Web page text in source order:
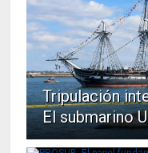
Tripulación
El submarino